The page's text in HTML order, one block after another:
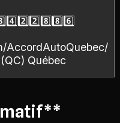
AccordAutoQuebec/
Québec